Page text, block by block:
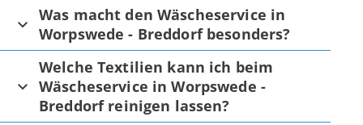
Was macht den Wäscheservice in
Worpswede - Breddorf besonders?
Welche Textilien kann ich beim
Wäscheservice in Worpswede -
Breddorf reinigen lassen?